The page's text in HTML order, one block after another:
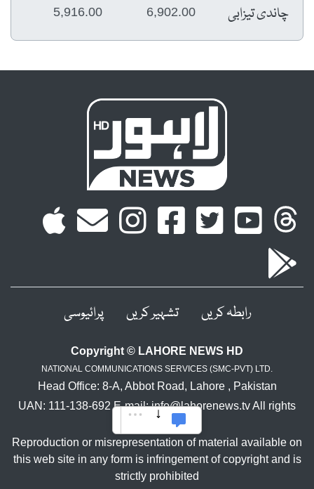
چاندی تیزابی 6,902.00
5,916.00
رابطہ کریں تشہیر کریں پرائیوسی
Copyright © LAHORE NEWS HD
NATIONAL COMMUNICATIONS SERVICES (SMC-PVT) LTD.
Head Office: 8-A, Abbot Road, Lahore , Pakistan
UAN: 111-138-692 E-mail: info@lahorenews.tv All rights
reserved.
Reproduction or misrepresentation of material available on
this web site in any form is infringement of copyright and is
strictly prohibited